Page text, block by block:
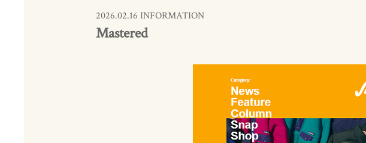
2026.02.16 INFORMATION
Mastered